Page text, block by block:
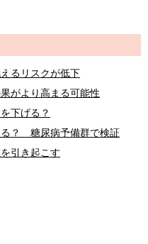
るリスクが低下
がより高まる可能性
下げる？
る？ 糖尿病予備群で検証
引き起こす